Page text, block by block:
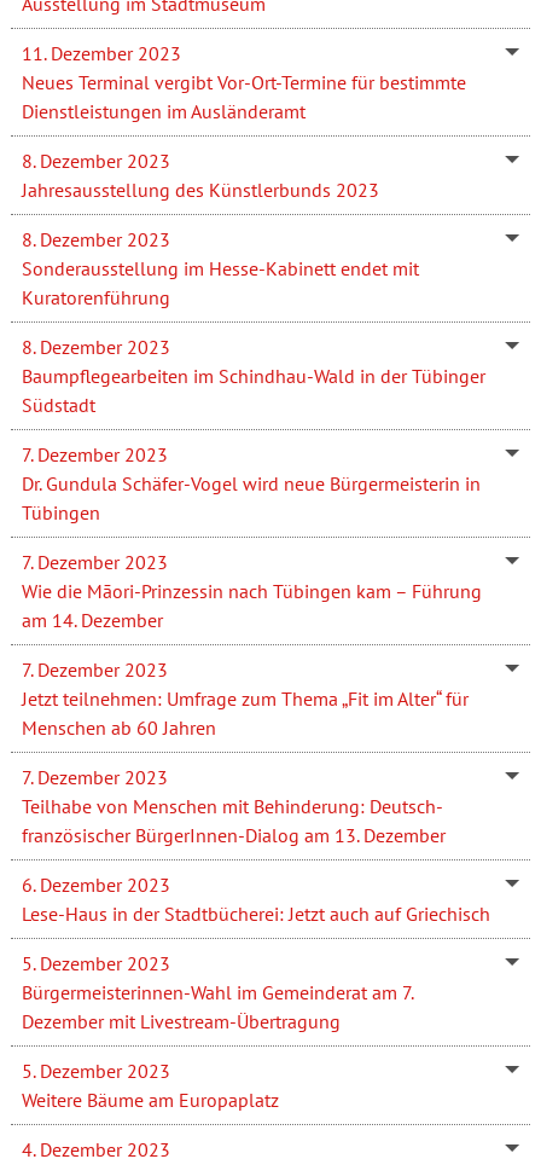
11. Dezember 2023
Neues Terminal vergibt Vor-Ort-Termine für bestimmte
Dienstleistungen im Ausländeramt
8. Dezember 2023
Jahresausstellung des Künstlerbunds 2023
8. Dezember 2023
Sonderausstellung im Hesse-Kabinett endet mit
Kuratorenführung
8. Dezember 2023
Baumpflegearbeiten im Schindhau-Wald in der Tübinger
Südstadt
7. Dezember 2023
Dr. Gundula Schäfer-Vogel wird neue Bürgermeisterin in
Tübingen
7. Dezember 2023
Wie die Māori-Prinzessin nach Tübingen kam – Führung
am 14. Dezember
7. Dezember 2023
Jetzt teilnehmen: Umfrage zum Thema „Fit im Alter“ für
Menschen ab 60 Jahren
7. Dezember 2023
Teilhabe von Menschen mit Behinderung: Deutsch-
französischer BürgerInnen-Dialog am 13. Dezember
6. Dezember 2023
Lese-Haus in der Stadtbücherei: Jetzt auch auf Griechisch
5. Dezember 2023
Bürgermeisterinnen-Wahl im Gemeinderat am 7.
Dezember mit Livestream-Übertragung
5. Dezember 2023
Weitere Bäume am Europaplatz
4. Dezember 2023